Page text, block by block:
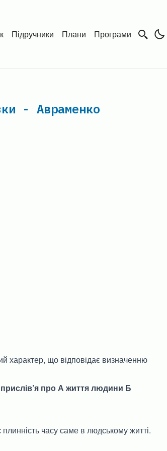
Підручники Плани Програми
- Авраменко
характер, що відповідає визначенню
про А життя людини Б
часу саме в людському житті.